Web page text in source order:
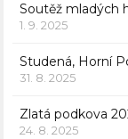
Soutěž mladých
1. 9. 2025
Studená, Horní
31. 8. 2025
Zlatá podkova
24. 8. 2025